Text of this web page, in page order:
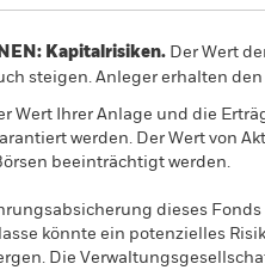
Kapitalrisiken. Der Wert
steigen. Anleger erhalten
Wert Ihrer Anlage und die
werden. Der Wert von
beeinträchtigt werden.
dieses
könnte ein potenzielles
Die